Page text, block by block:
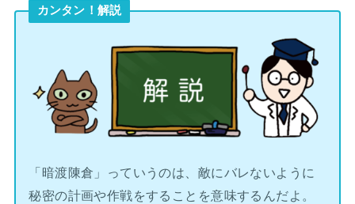
カンタン！解説
「暗渡陳倉」っていうのは、敵にバレないように
秘密の計画や作戦をすることを意味するんだよ。